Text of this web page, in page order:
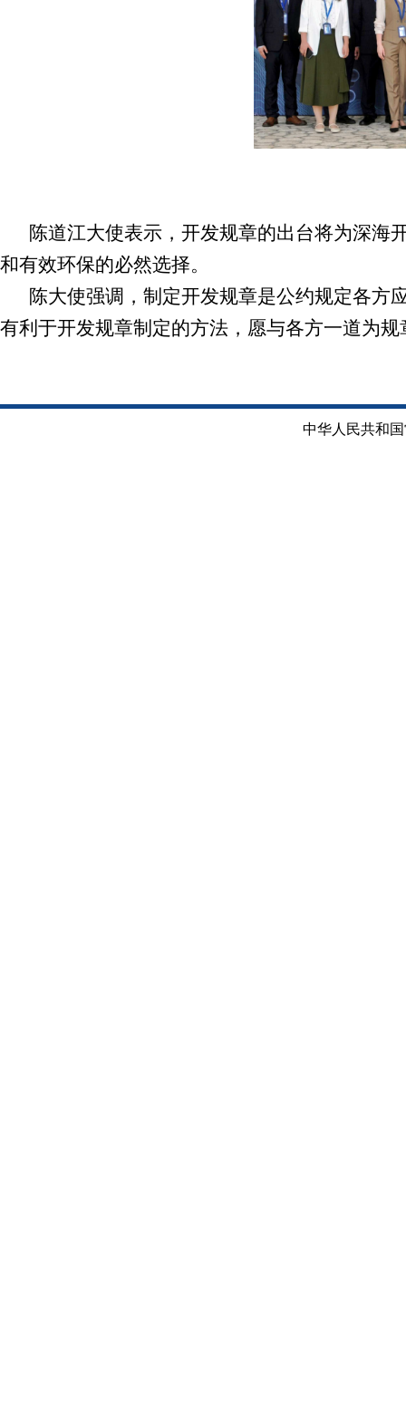
陈道江大使表示，开发规章的出台将为深海
和有效环保的必然选择。
陈大使强调，制定开发规章是公约规定各方
有利于开发规章制定的方法，愿与各方一道为
中华人民共和